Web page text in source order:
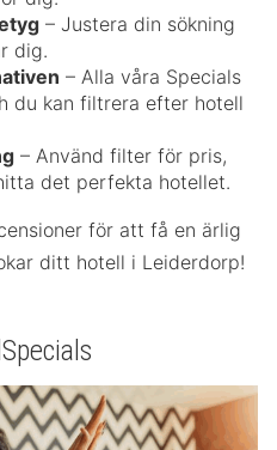
– Justera din sökning
dig.
– Alla våra Specials
du kan filtrera efter hotell
– Använd filter för pris,
det perfekta hotellet.
för att få en ärlig
ditt hotell i Leiderdorp!